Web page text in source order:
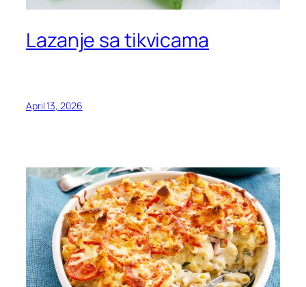
Lazanje sa tikvicama
April 13, 2026